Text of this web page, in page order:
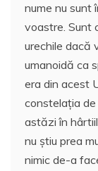
nume nu sunt
voastre. Sunt
urechile dacă
umanoidă ca
era din acest
constelația de
astăzi în
nu știu prea
nimic de-a